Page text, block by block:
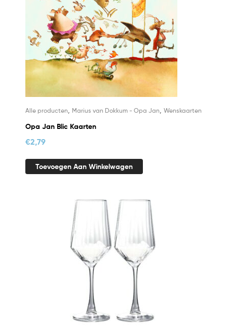
Alle producten Marius van Dokkum - Opa Jan Wenskaarten
Opa Jan Blic Kaarten
€2,79
Toevoegen Aan Winkelwagen